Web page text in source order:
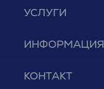
УСЛУГИ
ИНФОРМАЦИЯ
КОНТАКТ